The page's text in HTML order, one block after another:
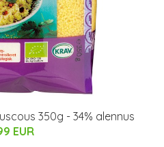
350g - 34% alennus
EUR